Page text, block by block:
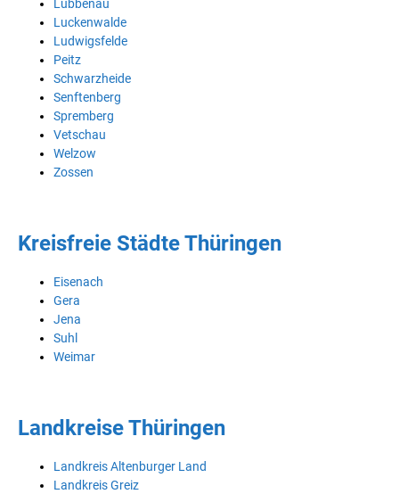
Lübbenau
Luckenwalde
Ludwigsfelde
Peitz
Schwarzheide
Senftenberg
Spremberg
Vetschau
Welzow
Zossen
Kreisfreie Städte Thüringen
Eisenach
Gera
Jena
Suhl
Weimar
Landkreise Thüringen
Landkreis Altenburger Land
Landkreis Greiz